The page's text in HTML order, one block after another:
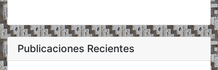
Publicaciones Recientes